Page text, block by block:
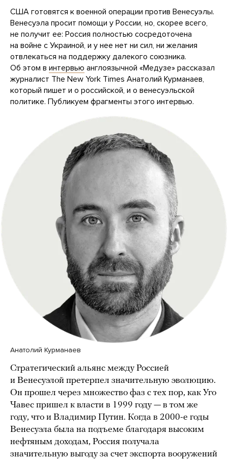
США готовятся к военной операции против Венесуэлы.
Венесуэла просит помощи у России, но, скорее всего,
не получит ее: Россия полностью сосредоточена
на войне с Украиной, и у нее нет ни сил, ни желания
отвлекаться на поддержку далекого союзника.
Об этом в интервью англоязычной «Медузе» рассказал
журналист The New York Times Анатолий Курманаев,
который пишет и о российской, и о венесуэльской
политике. Публикуем фрагменты этого интервью.
Анатолий Курманаев
Стратегический альянс между Россией
и Венесуэлой претерпел значительную эволюцию.
Он прошел через множество фаз с тех пор, как Уго
Чавес пришел к власти в 1999 году — в том же
году, что и Владимир Путин. Когда в 2000-е годы
Венесуэла была на подъеме благодаря высоким
нефтяным доходам, Россия получала
значительную выгоду за счет экспортa вооружений